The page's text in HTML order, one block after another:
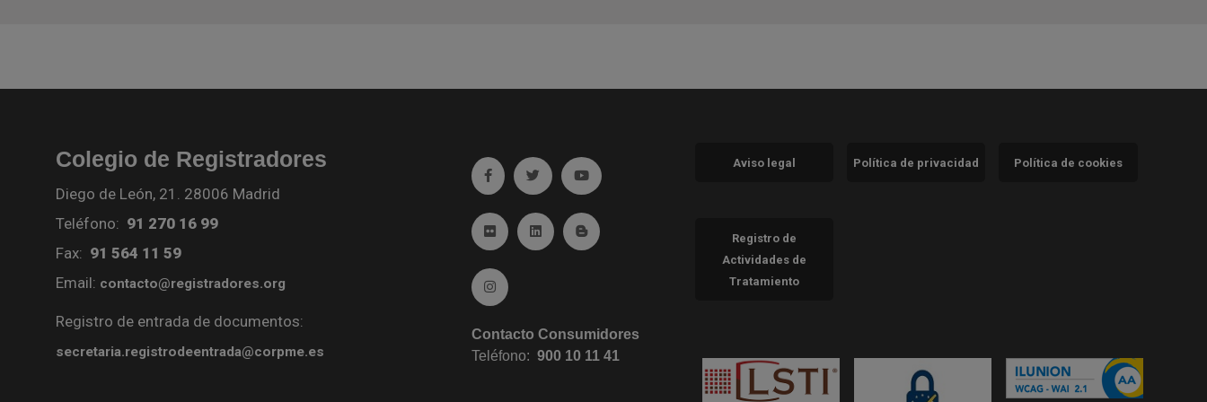
Colegio de Registradores
Diego de León, 21. 28006 Madrid
Teléfono: 91 270 16 99
Fax: 91 564 11 59
Email: contacto@registradores.org
Registro de entrada de documentos:
secretaria.registrodeentrada@corpme.es
Ir a facebook (abre en ventana nueva)
Ir a twitter (abre en ventana nueva)
Ir a YouTube (abre en ventana nueva)
Ir a Flickr (abre en ventana nueva)
Ir a Linkedin (abre en ventana nueva)
Ir al Blog (abre en ventana nueva)
Ir a Instagram (abre en ventana nueva)
Contacto Consumidores
Teléfono:900 10 11 41
Aviso legal Política de privacidad Política de cookies
Registro de
Actividades de
Tratamiento